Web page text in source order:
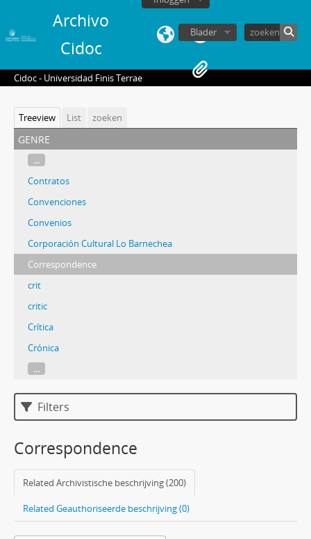
Archivo
Cidoc
Blader
Cidoc - Universidad Finis Terrae
Treeview List zoeken
genre
...
Contratos
Convenciones
Convenios
Corporación Cultural Lo Barnechea
Correspondence
crit
critic
Crítica
Crónica
...
Filters
Correspondence
Related Archivistische beschrijving (200)
Related Geauthoriseerde beschrijving (0)